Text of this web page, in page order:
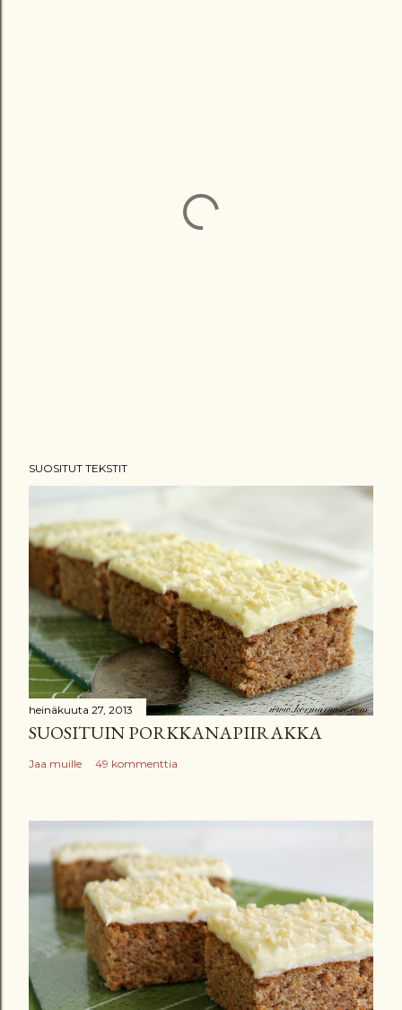
SUOSITUT TEKSTIT
heinäkuuta 27, 2013
SUOSITUIN PORKKANAPIIRAKKA
Jaa muille 49 kommenttia